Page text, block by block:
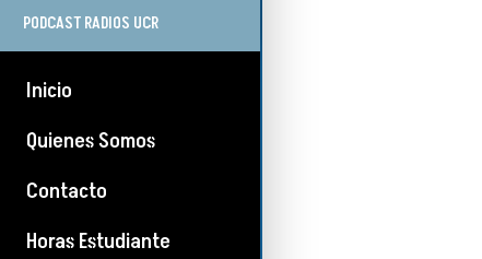
PODCAST RADIOS UCR
Inicio
Quienes Somos
Contacto
Horas Estudiante